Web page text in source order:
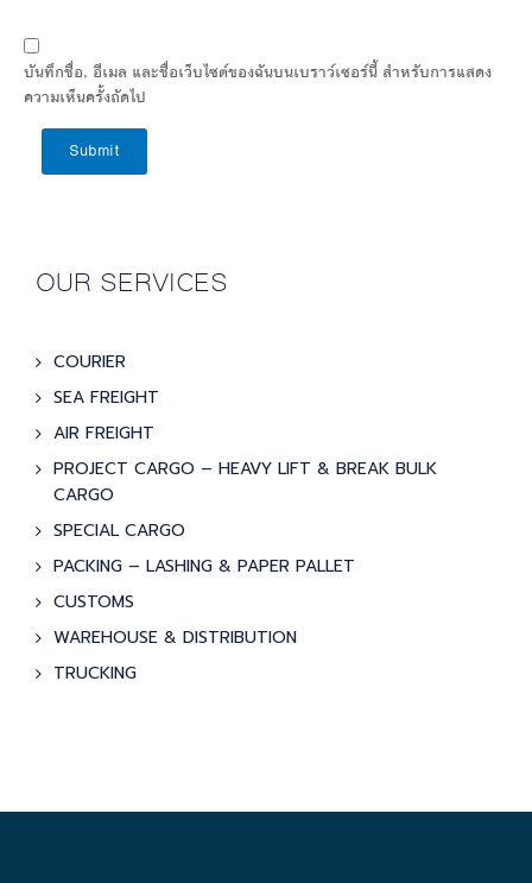
บันทึกชื่อ, อีเมล และชื่อเว็บไซต์ของฉันบนเบราว์เซอร์นี้ สำหรับการแสดง
ความเห็นครั้งถัดไป
Submit
OUR SERVICES
COURIER
SEA FREIGHT
AIR FREIGHT
PROJECT CARGO – HEAVY LIFT & BREAK BULK
CARGO
SPECIAL CARGO
PACKING – LASHING & PAPER PALLET
CUSTOMS
WAREHOUSE & DISTRIBUTION
TRUCKING